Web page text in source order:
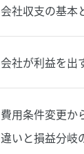
会社収支の基本
会社が利益を出
費用条件変更か
違いと損益分岐